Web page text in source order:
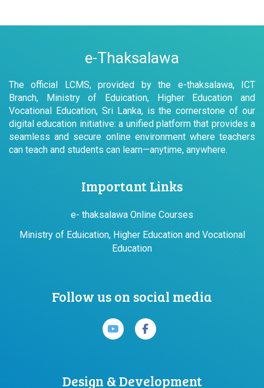
e-Thaksalawa
The official LCMS, provided by the e-thaksalawa, ICT
Branch, Ministry of Eduication, Higher Education and
Vocational Education, Sri Lanka, is the cornerstone of our
digital education initiative: a unified platform that provides a
seamless and secure online environment where teachers
can teach and students can learn—anytime, anywhere.
Important Links
e- thaksalawa Online Courses
Ministry of Eduication, Higher Education and Vocational
Education
Follow us on social media
Design & Development